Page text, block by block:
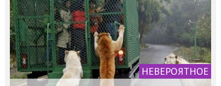
НЕВЕРОЯТНОЕ